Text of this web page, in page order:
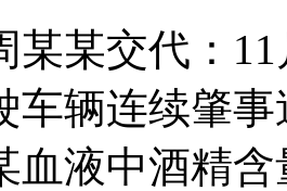
交代：11
车辆连续肇
血液中酒精含